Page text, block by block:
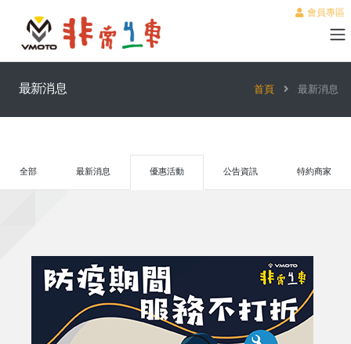
會員專區
最新消息 首頁 最新消息
全部 最新消息 優惠活動 公告資訊 特約商家